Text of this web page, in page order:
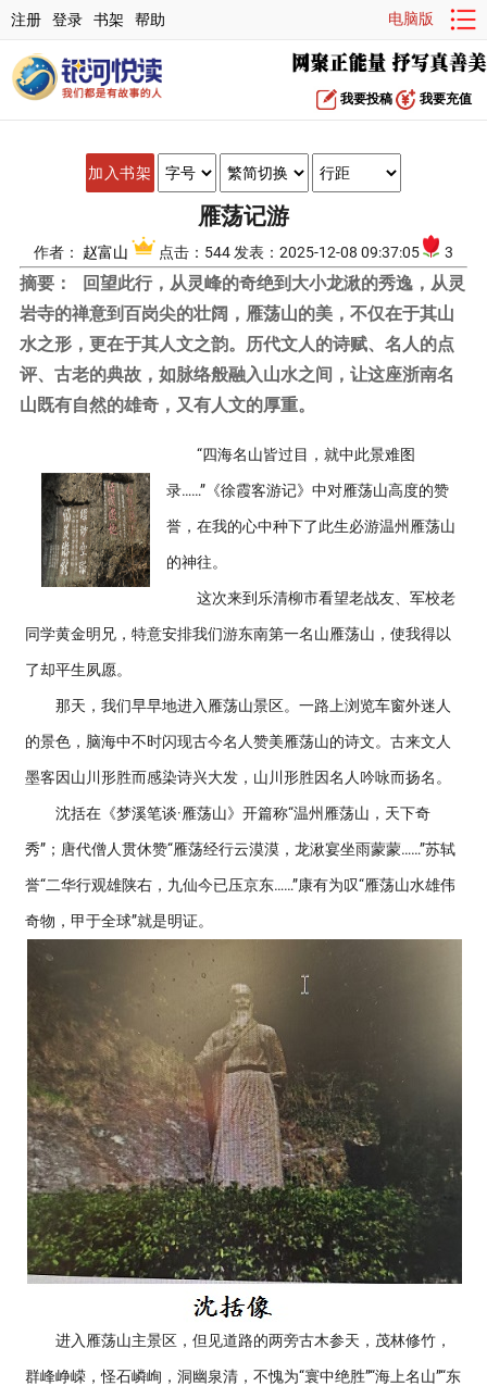
注册 登录 书架 帮助 电脑版
我要投稿 我要充值
加入书架
雁荡记游
作者： 赵富山 点击：544 发表：2025-12-08 09:37:05 3
摘要：
回望此行，从灵峰的奇绝到大小龙湫的秀逸，从灵
岩寺的禅意到百岗尖的壮阔，雁荡山的美，不仅在于其山
水之形，更在于其人文之韵。历代文人的诗赋、名人的点
评、古老的典故，如脉络般融入山水之间，让这座浙南名
山既有自然的雄奇，又有人文的厚重。
“四海名山皆过目，就中此景难图
录……”《徐霞客游记》中对雁荡山高度的赞
誉，在我的心中种下了此生必游温州雁荡山
的神往。
这次来到乐清柳市看望老战友、军校老
同学黄金明兄，特意安排我们游东南第一名山雁荡山，使我得以
了却平生夙愿。
那天，我们早早地进入雁荡山景区。一路上浏览车窗外迷人
的景色，脑海中不时闪现古今名人赞美雁荡山的诗文。古来文人
墨客因山川形胜而感染诗兴大发，山川形胜因名人吟咏而扬名。
沈括在《梦溪笔谈·雁荡山》开篇称“温州雁荡山，天下奇
秀”；唐代僧人贯休赞“雁荡经行云漠漠，龙湫宴坐雨蒙蒙……”苏轼
誉“二华行观雄陕右，九仙今已压京东……”康有为叹“雁荡山水雄伟
奇物，甲于全球”就是明证。
进入雁荡山主景区，但见道路的两旁古木参天，茂林修竹，
群峰峥嵘，怪石嶙峋，洞幽泉清，不愧为“寰中绝胜”“海上名山”“东